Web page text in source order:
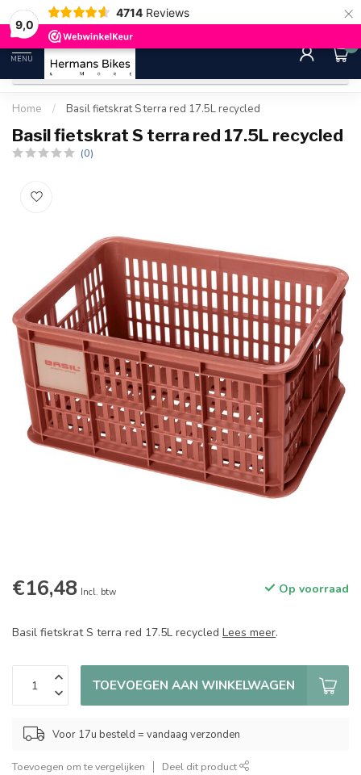
9,0
4714 Reviews ×
30 dagen bedenktijd Gratis
MENU
0
Home / Basil fietskrat S terra red 17.5L recycled
Basil fietskrat S terra red 17.5L recycled
(0)
€16,48 Incl. btw Op voorraad
Basil fietskrat S terra red 17.5L recycled Lees meer.
TOEVOEGEN AAN WINKELWAGEN
Voor 17u besteld = vandaag verzonden
Toevoegen om te vergelijken Deel dit product